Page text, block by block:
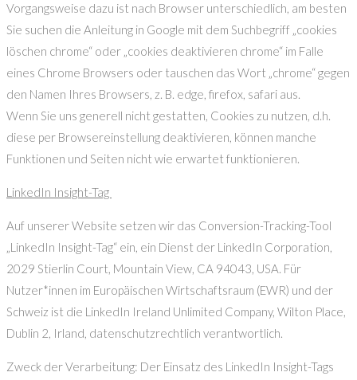
Vorgangsweise dazu ist nach Browser unterschiedlich, am besten
Sie suchen die Anleitung in Google mit dem Suchbegriff „cookies
löschen chrome“ oder „cookies deaktivieren chrome“ im Falle
eines Chrome Browsers oder tauschen das Wort „chrome“ gegen
den Namen Ihres Browsers, z. B. edge, firefox, safari aus.
Wenn Sie uns generell nicht gestatten, Cookies zu nutzen, d.h.
diese per Browsereinstellung deaktivieren, können manche
Funktionen und Seiten nicht wie erwartet funktionieren.
LinkedIn Insight-Tag
Auf unserer Website setzen wir das Conversion-Tracking-Tool
„LinkedIn Insight-Tag“ ein, ein Dienst der LinkedIn Corporation,
2029 Stierlin Court, Mountain View, CA 94043, USA. Für
Nutzer*innen im Europäischen Wirtschaftsraum (EWR) und der
Schweiz ist die LinkedIn Ireland Unlimited Company, Wilton Place,
Dublin 2, Irland, datenschutzrechtlich verantwortlich.
Zweck der Verarbeitung: Der Einsatz des LinkedIn Insight-Tags